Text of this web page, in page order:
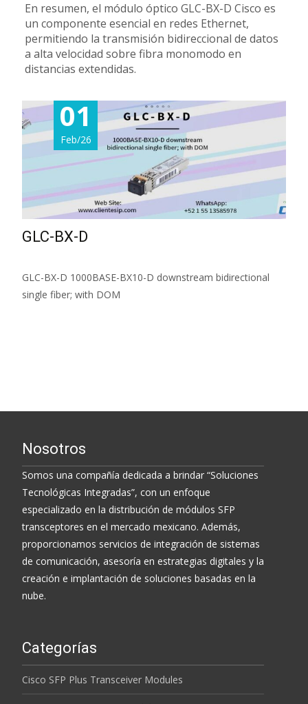
En resumen, el módulo óptico GLC-BX-D Cisco es
un componente esencial en redes Ethernet,
permitiendo la transmisión bidireccional de datos
a alta velocidad sobre fibra monomodo en
distancias extendidas.
01
Feb/26
GLC-BX-D
GLC-BX-D 1000BASE-BX10-D downstream bidirectional
single fiber; with DOM
Nosotros
Somos una compañía dedicada a brindar “Soluciones
Tecnológicas Integradas”, con un enfoque
especializado en la distribución de módulos SFP
transceptores en el mercado mexicano. Además,
proporcionamos servicios de integración de sistemas
de comunicación, asesoría en estrategias digitales y la
creación e implantación de soluciones basadas en la
nube.
Categorías
Cisco SFP Plus Transceiver Modules